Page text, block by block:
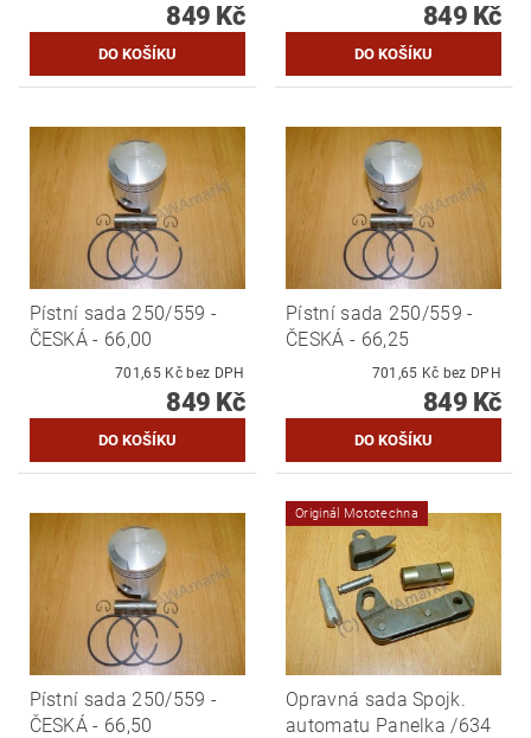
849 Kč 849 Kč
Pístní sada 250/559 -
ČESKÁ - 66,00
701,65 Kč bez DPH
849 Kč
Pístní sada 250/559 -
ČESKÁ - 66,25
701,65 Kč bez DPH
849 Kč
Pístní sada 250/559 -
ČESKÁ - 66,50
Originál Mototechna
Opravná sada Spojk.
automatu Panelka /634